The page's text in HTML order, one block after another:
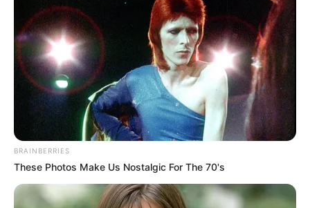
15 Things You Do Everyday That The Bible
Forbids: Are You Guilty?
BRAINBERRIES
BRAINBERRIES
These Photos Make Us Nostalgic For The 70's